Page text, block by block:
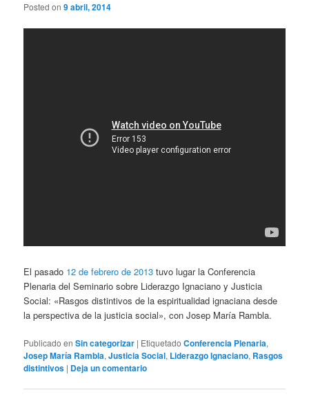
Posted on9 abril, 2014
El pasado 12 de febrero de 2013 tuvo lugar la Conferencia
Plenaria del Seminario sobre Liderazgo Ignaciano y Justicia
Social: «Rasgos distintivos de la espiritualidad ignaciana desde
la perspectiva de la justicia social», con Josep María Rambla.
Publicado en Sin categorizar | Etiquetado Conferencia Plenaria,
Josep María Rambla,Justicia Social, Liderazgo Ignaciano, Rasgos
distintivos | Deja un comentario